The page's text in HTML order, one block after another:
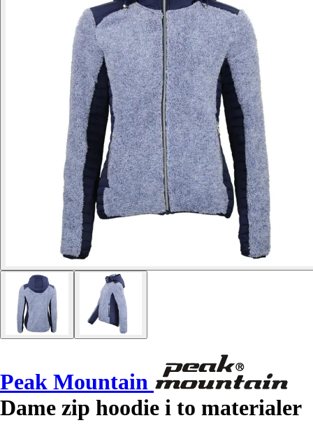
Peak Mountain
Dame zip hoodie i to materialer